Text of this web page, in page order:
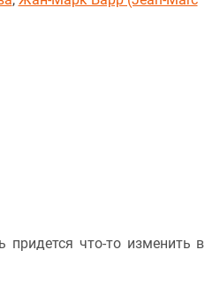
придется что-то изменить в